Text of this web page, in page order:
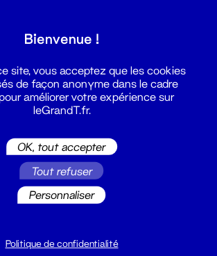
14h → 18h
Bienvenue !
site, vous acceptez que les cookies
de façon anonyme dans le cadre
améliorer votre expérience sur
leGrandT.fr.
OK, tout accepter
Tout refuser
Personnaliser
Politique de confidentialité